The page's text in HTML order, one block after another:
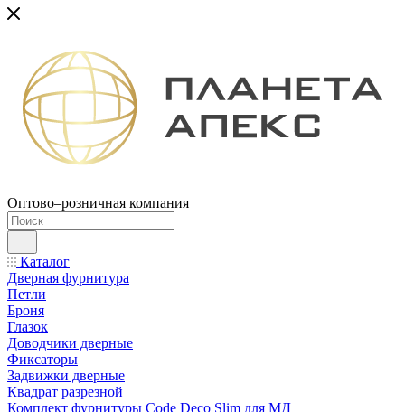
Оптово–розничная компания
Каталог
Дверная фурнитура
Петли
Броня
Глазок
Доводчики дверные
Фиксаторы
Задвижки дверные
Квадрат разрезной
Комплект фурнитуры Code Deco Slim для МД